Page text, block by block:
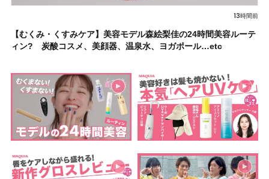
13時間前
【むくみ・くすみケア】美容モデル森絵梨佳の24時間美容ルーテ
ィン? 炭酸コスメ、美顔器、温泉水、ヨガポール…etc